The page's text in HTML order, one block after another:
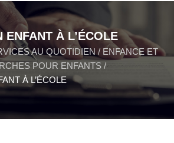
ENFANT À L’ÉCOLE
AU QUOTIDIEN / ENFANCE ET
POUR ENFANTS /
À L’ÉCOLE